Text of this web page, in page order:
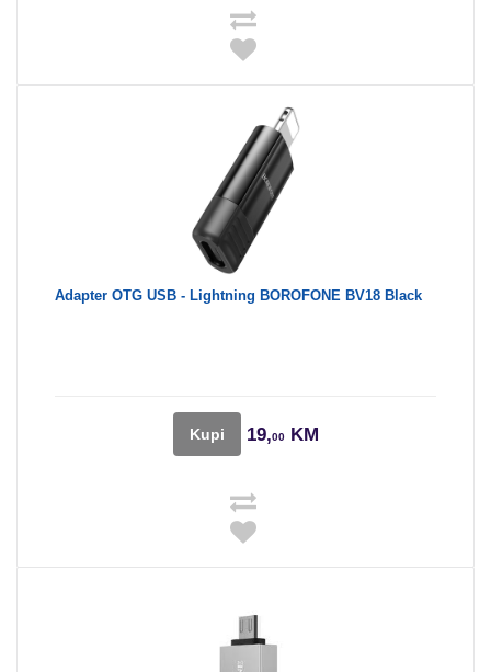
Adapter OTG USB - Lightning BOROFONE BV18 Black
Kupi 19,00KM